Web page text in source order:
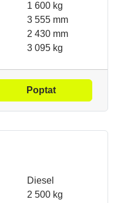
1 600 kg
3 555 mm
2 430 mm
3 095 kg
Poptat
Diesel
2 500 kg